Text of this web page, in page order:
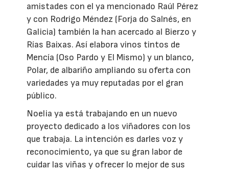
amistades con el ya mencionado Raúl Pérez
y con Rodrigo Méndez (Forja do Salnés, en
Galicia) también la han acercado al Bierzo y
Rías Baixas. Así elabora vinos tintos de
Mencía (Oso Pardo y El Mismo) y un blanco,
Polar, de albariño ampliando su oferta con
variedades ya muy reputadas por el gran
público.
Noelia ya está trabajando en un nuevo
proyecto dedicado a los viñadores con los
que trabaja. La intención es darles voz y
reconocimiento, ya que su gran labor de
cuidar las viñas y ofrecer lo mejor de sus